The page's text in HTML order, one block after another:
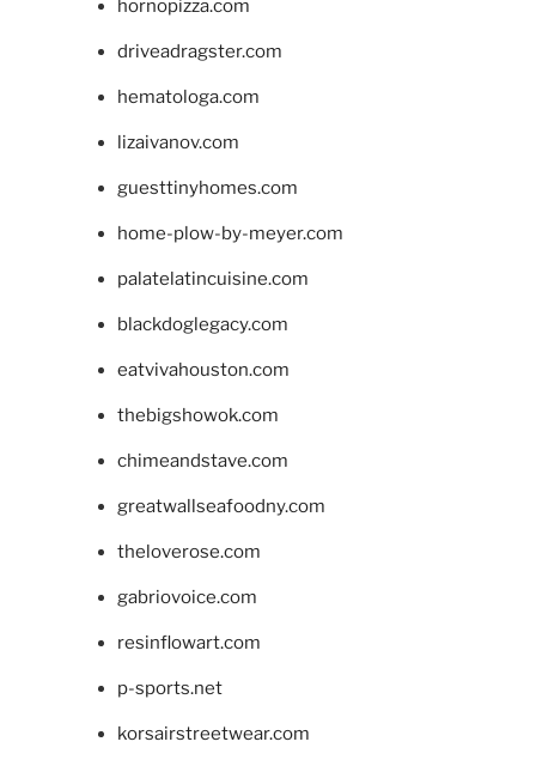
hornopizza.com
driveadragster.com
hematologa.com
lizaivanov.com
guesttinyhomes.com
home-plow-by-meyer.com
palatelatincuisine.com
blackdoglegacy.com
eatvivahouston.com
thebigshowok.com
chimeandstave.com
greatwallseafoodny.com
theloverose.com
gabriovoice.com
resinflowart.com
p-sports.net
korsairstreetwear.com